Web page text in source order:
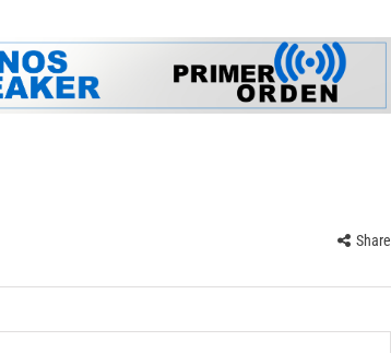
Share